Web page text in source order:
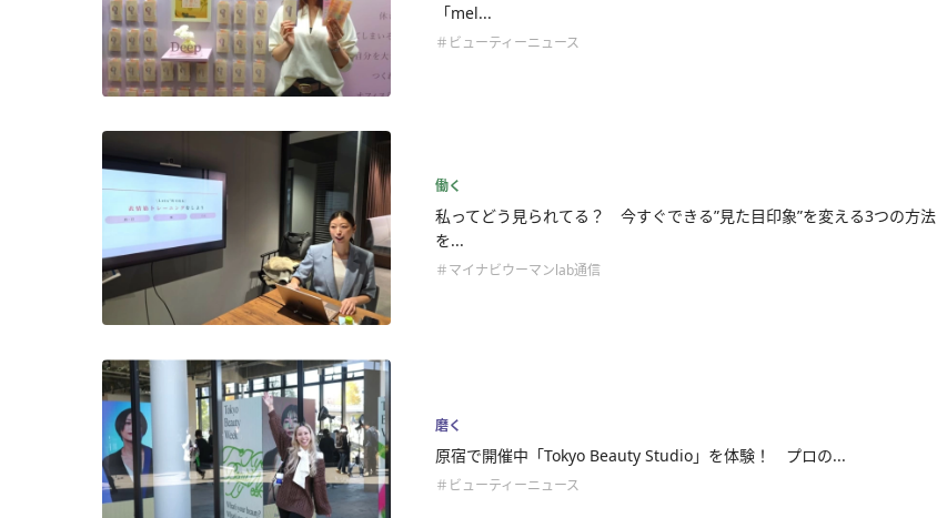
「mel...
＃ビューティーニュース
働く
私ってどう見られてる？ 今すぐできる”見た目印象”を変える3つの方法
を...
＃マイナビウーマンlab通信
磨く
原宿で開催中「Tokyo Beauty Studio」を体験！ プロの...
＃ビューティーニュース